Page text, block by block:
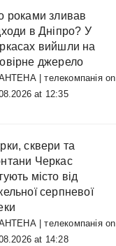
роками зливав
в Дніпро? У
вийшли на
джерело
| телекомпаніяon
at 12:35
сквери та
Черкас
місто від
серпневої
| телекомпаніяon
at 14:28